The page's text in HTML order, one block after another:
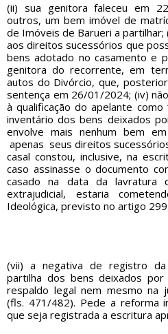
(ii) sua genitora faleceu em
outros, um bem imóvel de
de Imóveis de Barueri a partilhar;
aos direitos sucessórios que
bens adotado no casamento e
genitora do recorrente, em
autos do Divórcio, que,
sentença em 26/01/2024; (iv)
à qualificação do apelante como
inventário dos bens deixados
envolve mais nenhum bem
apenas seus direitos
casal constou, inclusive, na
caso assinasse o documento
casado na data da lavratura
extrajudicial, estaria
Ideológica, previsto no artigo
(vii) a negativa de registro
partilha dos bens deixados
respaldo legal nem mesmo na
(fls. 471/482). Pede a reforma
que seja registrada a escritura